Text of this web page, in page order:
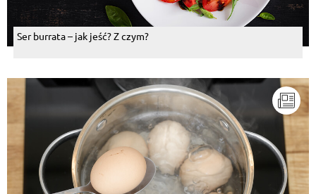
Ser burrata – jak jeść? Z czym?